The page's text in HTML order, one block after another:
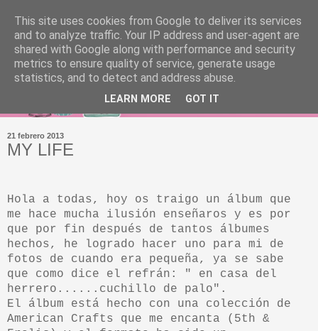
21 febrero 2013
MY LIFE
Hola a todas, hoy os traigo un álbum que
me hace mucha ilusión enseñaros y es por
que por fin después de tantos álbumes
hechos, he logrado hacer uno para mi de
fotos de cuando era pequeña, ya se sabe
que como dice el refrán: " en casa del
herrero......cuchillo de palo".
El álbum está hecho con una colección de
American Crafts que me encanta (5th &
This site uses cookies from Google to deliver its services
and to analyze traffic. Your IP address and user-agent are
shared with Google along with performance and security
metrics to ensure quality of service, generate usage
statistics, and to detect and address abuse.
LEARN MORE GOT IT